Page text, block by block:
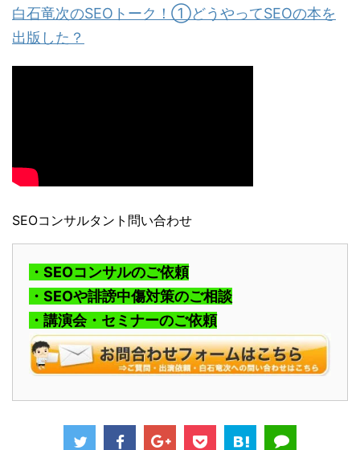
白石竜次のSEOトーク！①どうやってSEOの本を
出版した？
SEOコンサルタント問い合わせ
・SEOコンサルのご依頼
・SEOや誹謗中傷対策のご相談
・講演会・セミナーのご依頼